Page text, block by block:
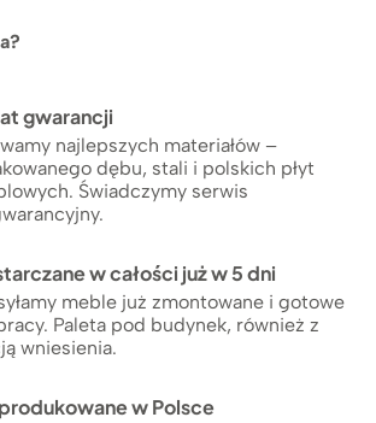
gwarancji
najlepszych materiałów –
dębu, stali i polskich płyt
Świadczymy serwis
w całości już w 5 dni
meble już zmontowane i gotowe
Paleta pod budynek, również z
wniesienia.
w Polsce